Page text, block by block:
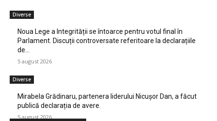
Diverse
Noua Lege a Integrității se întoarce pentru votul final în
Parlament. Discuții controversate referitoare la declarațiile
de…
5 august 2026
Diverse
Mirabela Grădinaru, partenera liderului Nicușor Dan, a făcut
publică declarația de avere.
5 august 2026